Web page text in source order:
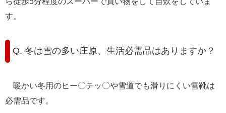
す。
Q. 冬は雪の多い庄原、生活必需品はありますか？
暖かい冬用のヒー〇テッ〇や雪道でも滑りにくい雪靴は
必需品です。